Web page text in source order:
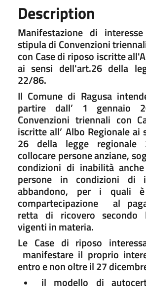
Description
Manifestazione di
stipula di Convenzioni
con Case di riposo iscritte
ai sensi dell'art.26 della
22/86.
Il Comune di Ragusa
partire dall’ 1 gennaio
Convenzioni triennali con
iscritte all’ Albo Regionale ai
26 della legge
collocare persone anziane,
condizioni di inabilità
persone in condizioni di
abbandono, per i quali
compartecipazione al
retta di ricovero secondo
vigenti in materia.
Le Case di riposo
manifestare il proprio
entro e non oltre il 27
il modello di